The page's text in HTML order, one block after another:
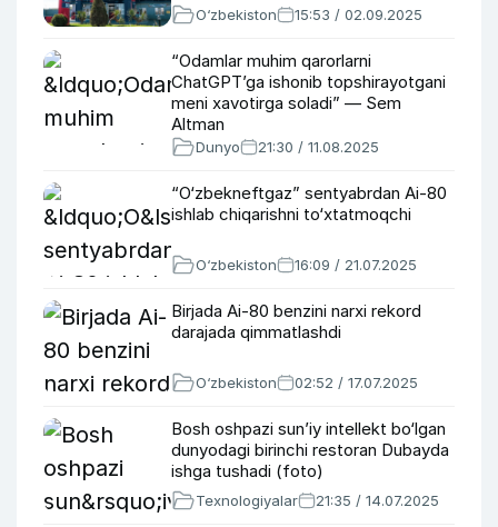
O‘zbekiston 15:53 / 02.09.2025
“Odamlar muhim qarorlarni
ChatGPT’ga ishonib topshirayotgani
meni xavotirga soladi” — Sem
Altman
Dunyo 21:30 / 11.08.2025
“O‘zbekneftgaz” sentyabrdan Ai-80
ishlab chiqarishni to‘xtatmoqchi
O‘zbekiston 16:09 / 21.07.2025
Birjada Ai-80 benzini narxi rekord
darajada qimmatlashdi
O‘zbekiston 02:52 / 17.07.2025
Bosh oshpazi sun’iy intellekt bo‘lgan
dunyodagi birinchi restoran Dubayda
ishga tushadi (foto)
Texnologiyalar 21:35 / 14.07.2025